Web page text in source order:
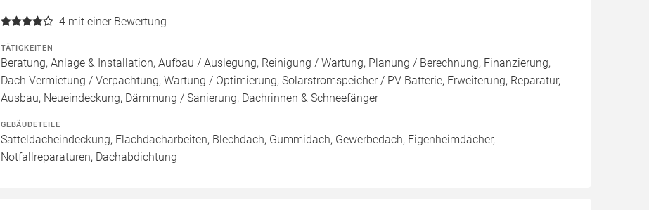
4 mit einer Bewertung
TÄTIGKEITEN
Beratung, Anlage & Installation, Aufbau / Auslegung, Reinigung / Wartung, Planung / Berechnung, Finanzierung,
Dach Vermietung / Verpachtung, Wartung / Optimierung, Solarstromspeicher / PV Batterie, Erweiterung, Reparatur,
Ausbau, Neueindeckung, Dämmung / Sanierung, Dachrinnen & Schneefänger
GEBÄUDETEILE
Satteldacheindeckung, Flachdacharbeiten, Blechdach, Gummidach, Gewerbedach, Eigenheimdächer,
Notfallreparaturen, Dachabdichtung